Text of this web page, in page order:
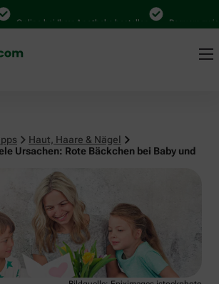
Online bei Ihrer Apotheke bestellen Bequem
Haut, Haare & Nägel
Ursachen: Rote Bäckchen bei Baby und